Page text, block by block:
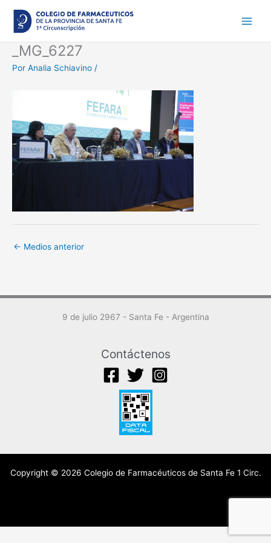
contenido
_MG_6227
Por Analia Schiavino /
← Medios anterior
9 de julio 2967 - Santa Fe - Argentina
Contáctenos
Copyright © 2026 Colegio de Farmacéuticos de Santa Fe 1 Circ.